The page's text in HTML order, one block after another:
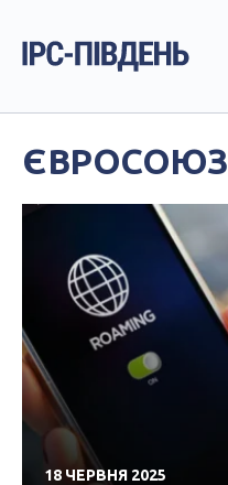
ЄВРОСОЮЗ
18 ЧЕРВНЯ 2025